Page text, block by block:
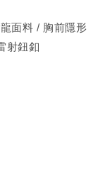
面料 / 胸前隱形
射鈕釦